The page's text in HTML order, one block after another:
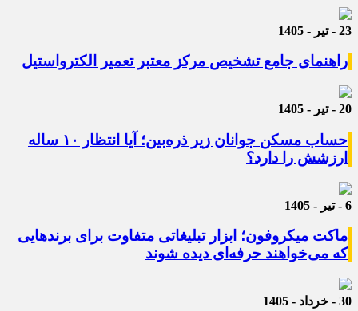
23 - تیر - 1405
راهنمای جامع تشخیص مرکز معتبر تعمیر الکترواستیل
20 - تیر - 1405
حساب مسکن جوانان زیر ذره‌بین؛ آیا انتظار ۱۰ ساله
ارزشش را دارد؟
6 - تیر - 1405
ماکت میکروفون؛ ابزار تبلیغاتی متفاوت برای برندهایی
که می‌خواهند حرفه‌ای دیده شوند
30 - خرداد - 1405